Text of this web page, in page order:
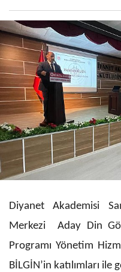
Diyanet Akademisi
Merkezi Aday Din
Programı Yönetim
BİLGİN’in katılımları